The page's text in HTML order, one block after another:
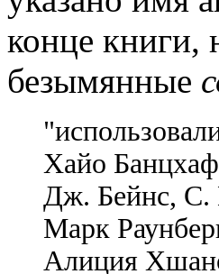
конце книги,
безымянные
Хайо
Дж. Бейнс, С.
Марк
Алиция